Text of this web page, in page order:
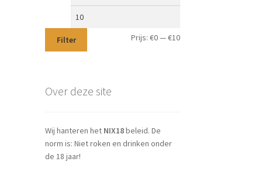
Filter Prijs: €0—€10
Over deze site
Wij hanteren het NIX18beleid. De
norm is: Niet roken en drinken onder
de 18 jaar!